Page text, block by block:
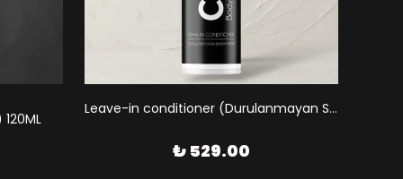
Leave-in conditioner (Durulanmayan Saç Kremi)
₺ 529.00